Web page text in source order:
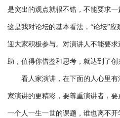
是突出的观点就很不错，不能要求一
这是我对论坛的基本看法，“论坛”
迎大家积极参与。对演讲人不能要
助，值得你借鉴和思考，就达到了创
看人家演讲，在下面的人心里有
家演讲的更精彩，要尊重演讲者，
一个人一生一世的课题，谁也离不